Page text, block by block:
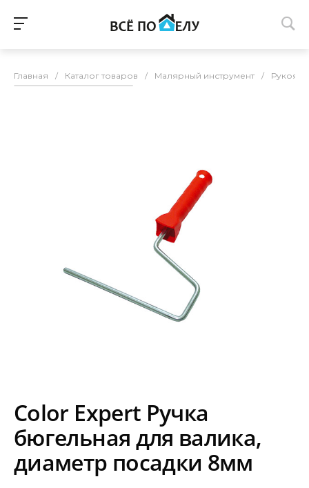
Главная / Каталог товаров / Малярный инструмент /
Color Expert Ручка
бюгельная для валика,
диаметр посадки 8мм